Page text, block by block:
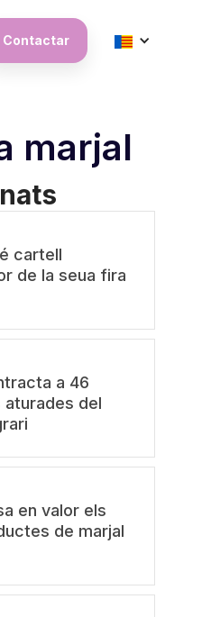
Contactar
marjal
cartell
de la seua fira
a 46
aturades del
en valor els
de marjal